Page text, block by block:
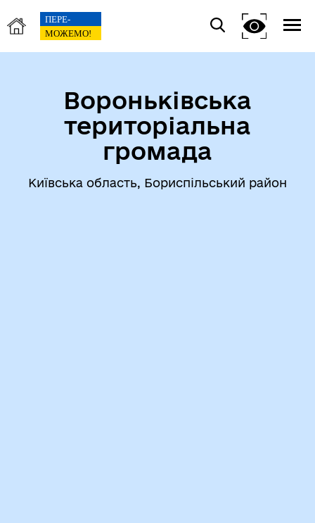
Вороньківська
територіальна
громада
Київська область, Бориспільський район